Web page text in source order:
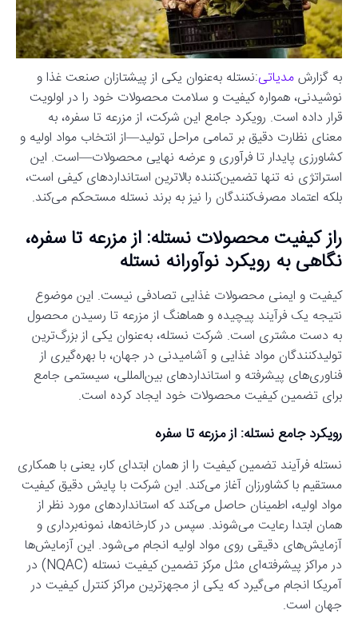
به گزارشمدیاتی:نستله به‌عنوان یکی از پیشتازان صنعت غذا و
نوشیدنی، همواره کیفیت و سلامت محصولات خود را در اولویت
قرار داده است. رویکرد جامع این شرکت، از مزرعه تا سفره، به
معنای نظارت دقیق بر تمامی مراحل تولید—از انتخاب مواد اولیه و
کشاورزی پایدار تا فرآوری و عرضه نهایی محصولات—است. این
استراتژی نه تنها تضمین‌کننده بالاترین استانداردهای کیفی است،
بلکه اعتماد مصرف‌کنندگان را نیز به برند نستله مستحکم می‌کند.
راز کیفیت محصولات نستله: از مزرعه تا سفره،
نگاهی به رویکرد نوآورانه نستله
کیفیت و ایمنی محصولات غذایی تصادفی نیست. این موضوع
نتیجه یک فرآیند پیچیده و هماهنگ از مزرعه تا رسیدن محصول
به دست مشتری است. شرکت نستله، به‌عنوان یکی از بزرگ‌ترین
تولیدکنندگان مواد غذایی و آشامیدنی در جهان، با بهره‌گیری از
فناوری‌های پیشرفته و استانداردهای بین‌المللی، سیستمی جامع
برای تضمین کیفیت محصولات خود ایجاد کرده است.
رویکرد جامع نستله: از مزرعه تا سفره
نستله فرآیند تضمین کیفیت را از همان ابتدای کار، یعنی با همکاری
مستقیم با کشاورزان آغاز می‌کند. این شرکت با پایش دقیق کیفیت
مواد اولیه، اطمینان حاصل می‌کند که استانداردهای مورد نظر از
همان ابتدا رعایت می‌شوند. سپس در کارخانه‌ها، نمونه‌برداری و
آزمایش‌های دقیقی روی مواد اولیه انجام می‌شود. این آزمایش‌ها
در مراکز پیشرفته‌ای مثل مرکز تضمین کیفیت نستله (NQAC) در
آمریکا انجام می‌گیرد که یکی از مجهزترین مراکز کنترل کیفیت در
جهان است.